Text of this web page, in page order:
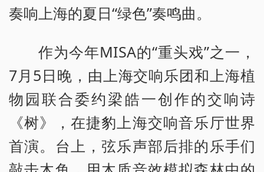
奏响上海的夏日“绿色”奏鸣曲。
作为今年MISA的“重头戏”之一，
7月5日晚，由上海交响乐团和上海植
物园联合委约梁皓一创作的交响诗
《树》，在捷豹上海交响音乐厅世界
首演。台上，弦乐声部后排的乐手们